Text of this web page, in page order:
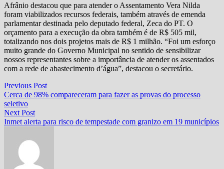
Afrânio destacou que para atender o Assentamento Vera Nilda
foram viabilizados recursos federais, também através de emenda
parlamentar destinada pelo deputado federal, Zeca do PT. O
orçamento para a execução da obra também é de R$ 505 mil,
totalizando nos dois projetos mais de R$ 1 milhão. “Foi um esforço
muito grande do Governo Municipal no sentido de sensibilizar
nossos representantes sobre a importância de atender os assentados
com a rede de abastecimento d’água”, destacou o secretário.
Navegação
de
Post
Previous PostPrevious
post:
Cerca de 98% compareceram para fazer as provas do processo
seletivo
Next PostNext
post:
Inmet alerta para risco de tempestade com granizo em 19 municípios